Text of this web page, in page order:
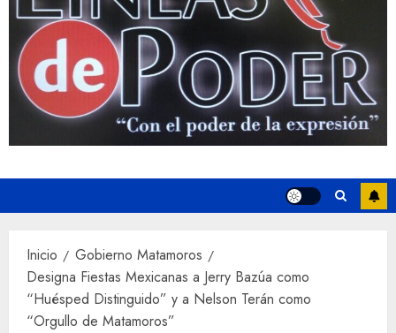
Inicio
Gobierno Matamoros
Designa Fiestas Mexicanas a Jerry Bazúa como
“Huésped Distinguido” y a Nelson Terán como
“Orgullo de Matamoros”